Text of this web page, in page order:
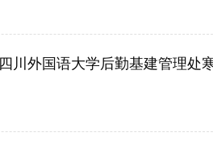
四川外国语大学后勤基建管理处